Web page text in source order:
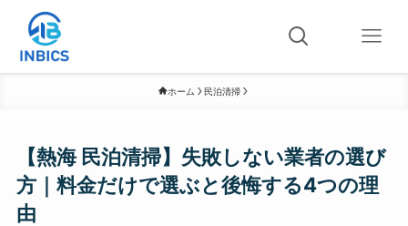
ホーム 民泊清掃
【熱海 民泊清掃】失敗しない業者の選び
方｜料金だけで選ぶと後悔する4つの理
由